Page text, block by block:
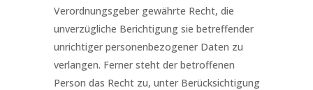
Verordnungsgeber gewährte Recht, die
unverzügliche Berichtigung sie betreffender
unrichtiger personenbezogener Daten zu
verlangen. Ferner steht der betroffenen
Person das Recht zu, unter Berücksichtigung